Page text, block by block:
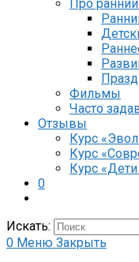
Про
Фильмы
Часто
Отзывы
Курс
Курс
Курс
0
Искать:
0 Меню Закрыть